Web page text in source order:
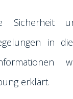
Sicherheit
in
erklärt.